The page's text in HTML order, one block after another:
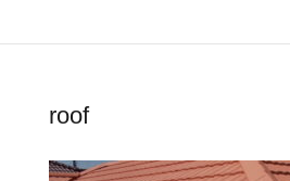
roof